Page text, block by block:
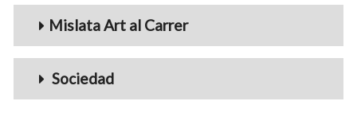
Mislata Art al Carrer
Sociedad